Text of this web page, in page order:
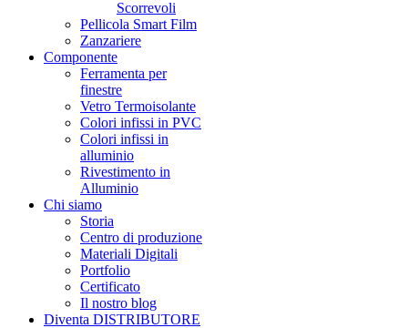
Scorrevoli
Pellicola Smart Film
Zanzariere
Componente
Ferramenta per
finestre
Vetro Termoisolante
Colori infissi in PVC
Colori infissi in
alluminio
Rivestimento in
Alluminio
Chi siamo
Storia
Centro di produzione
Materiali Digitali
Portfolio
Certificato
Il nostro blog
Diventa DISTRIBUTORE